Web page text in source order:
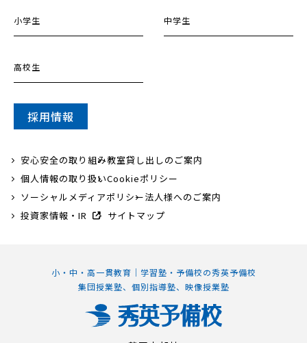
小・中・高一貫教育｜学習塾・予備校の秀英予備校
集団授業塾、個別指導塾、映像授業塾
小学生 中学生
高校生
採用情報
安心安全の取り組み教室貸し出しのご案内
個人情報の取り扱いCookieポリシー
ソーシャルメディアポリシー法人様へのご案内
投資家情報・IR
サイトマップ